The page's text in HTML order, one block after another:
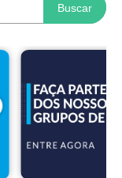
Buscar